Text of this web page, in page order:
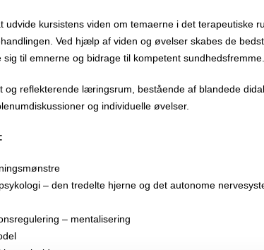
udvide kursistens viden om temaerne i det terapeutiske
Ved hjælp af viden og øvelser skabes de
til emnerne og bidrage til kompetent sundhedsfremme.
og reflekterende læringsrum, bestående af blandede
og individuelle øvelser.
– den tredelte hjerne og det autonome
– mentalisering